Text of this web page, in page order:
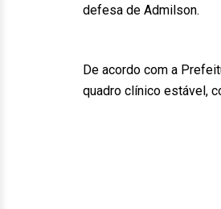
defesa de Admilson.
De acordo com a
quadro clínico estável,